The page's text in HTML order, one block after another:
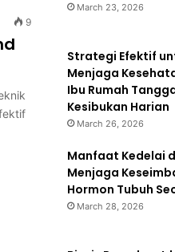
9
March 23, 2026
Strategi Efektif
Menjaga
Ibu Rumah
Kesibukan Harian
March 26, 2026
Manfaat Kedelai
Menjaga
Hormon Tubuh
March 28, 2026